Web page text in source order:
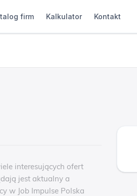
firm Kalkulator Kontakt
interesujących ofert
jest aktualny a
w Job Impulse Polska